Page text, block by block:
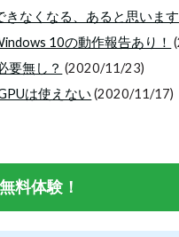
きなくなる、あると思います
10の動作報告あり！
要無し？ (2020/11/23)
は使えない (2020/11/17)
料体験！